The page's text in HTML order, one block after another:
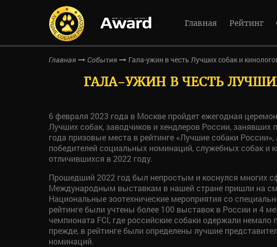
Главная Рейтинг
Главная События Гала-ужин в честь Лучших собак и
ГАЛА-УЖИН В ЧЕСТЬ
6 февраля 2023 года в Москве пройдет ежегодная
Лучших собак, заводчиков и хендлеров России, занявших
года призовые места в рейтинге «Лучшие собаки России»,
победителей социальных номинаций, служебных собак и
отличившихся в 2022 году.
Прошедший 2022 год был непростым и коснулся многих
Международным выставкам в нашей стране пришли на
Национальные зоотехнические мероприятия со
рейтинге были учтены более 100 выставок в России и 4
чемпионата FCI, где российские собаки одержали немало
прежде, в рейтинге были определены лучшие
номинаций.